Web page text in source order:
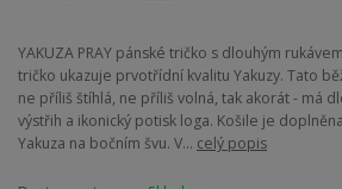
YAKUZA PRAY pánské tričko s dlouhým
tričko ukazuje prvotřídní kvalitu Yakuzy. Tato
ne příliš štíhlá, ne příliš volná, tak akorát - má
výstřih a ikonický potisk loga. Košile je
Yakuza na bočním švu. V... celý popis